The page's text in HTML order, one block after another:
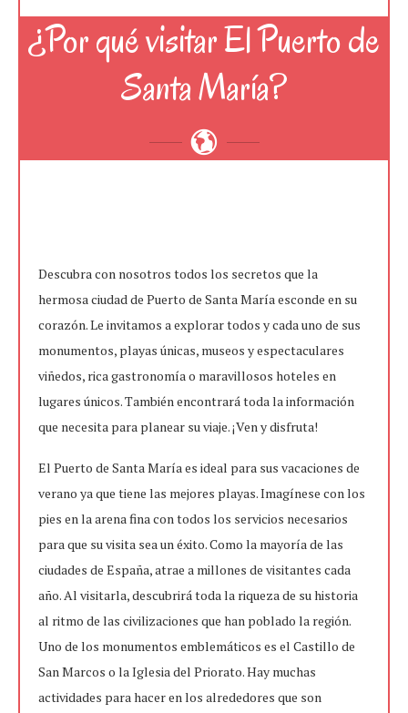
¿Por qué visitar El Puerto de
Santa María?
Descubra con nosotros todos los secretos que la
hermosa ciudad de Puerto de Santa María esconde en su
corazón. Le invitamos a explorar todos y cada uno de sus
monumentos, playas únicas, museos y espectaculares
viñedos, rica gastronomía o maravillosos hoteles en
lugares únicos. También encontrará toda la información
que necesita para planear su viaje. ¡Ven y disfruta!
El Puerto de Santa María es ideal para sus vacaciones de
verano ya que tiene las mejores playas. Imagínese con los
pies en la arena fina con todos los servicios necesarios
para que su visita sea un éxito. Como la mayoría de las
ciudades de España, atrae a millones de visitantes cada
año. Al visitarla, descubrirá toda la riqueza de su historia
al ritmo de las civilizaciones que han poblado la región.
Uno de los monumentos emblemáticos es el Castillo de
San Marcos o la Iglesia del Priorato. Hay muchas
actividades para hacer en los alrededores que son